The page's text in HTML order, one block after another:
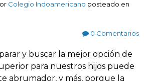
Colegio Indoamericano posteado en
0 Comentarios
y buscar la mejor opción de
para nuestros hijos puede
abrumador, y más, porque la